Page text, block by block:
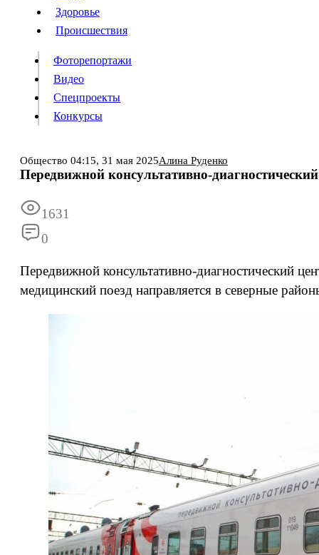
Происшествия
Видео
Конкурсы
Информация
Здоровье
Происшествия
Фоторепортажи
Видео
Спецпроекты
Конкурсы
Общество 04:15, 31 мая 2025Алина Руденко
Передвижной консультативно-
1631
0
Передвижной консультативно-диагностический
медицинский поезд направляется в северные